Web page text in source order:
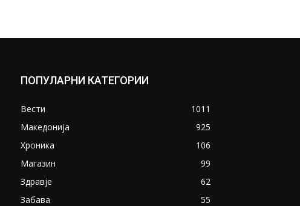
ПОПУЛАРНИ КАТЕГОРИИ
Вести
1011
Македонија
925
Хроника
106
Магазин
99
Здравје
62
Забава
55